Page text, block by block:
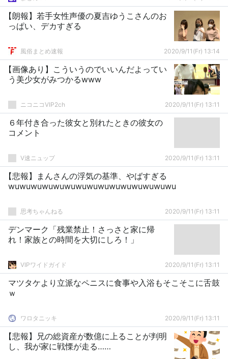
【朗報】若手女性声優の夏吉ゆうこさんのお
っぱい、デカすぎる
風俗まとめ速報 2020/9/11(Fr) 13:14
【画像あり】こういうのでいいんだよってい
う美少女がみつかるwww
ニコニコVIP2ch 2020/9/11(Fr) 13:11
６年付き合った彼女と別れたときの彼女の
コメント
V速ニュップ 2020/9/11(Fr) 13:11
【悲報】まんさんの浮気の基準、やばすぎる
wuwuwuwuwuwuwuwuwuwuwuwuwuwuwu
思考ちゃんねる 2020/9/11(Fr) 13:11
デンマーク「残業禁止！さっさと家に帰
れ！家族との時間を大切にしろ！」
VIPワイドガイド 2020/9/11(Fr) 13:11
マツタケより立派なペニスに食事や入浴もそこそこに舌鼓
ｗ
ワロタニッキ 2020/9/11(Fr) 13:11
【悲報】兄の総資産が数億に上ることが判明
し、我が家に戦慄が走る……